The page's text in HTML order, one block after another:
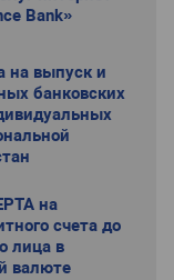
Bank»
на выпуск и
банковских
на
счета до
лица в
валюте